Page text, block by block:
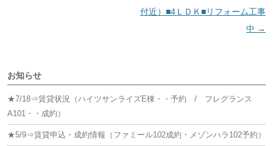
シ
ョ
ン
付近）■4ＬＤＫ■リフォーム工事
中 →
お知らせ
★7/18⇒賃貸状況（ハイツサンライズE棟・・予約 / フレグランス
A101・・成約）
★5/9⇒賃貸申込・成約情報（ファミール102成約・メゾンハラ102予約）